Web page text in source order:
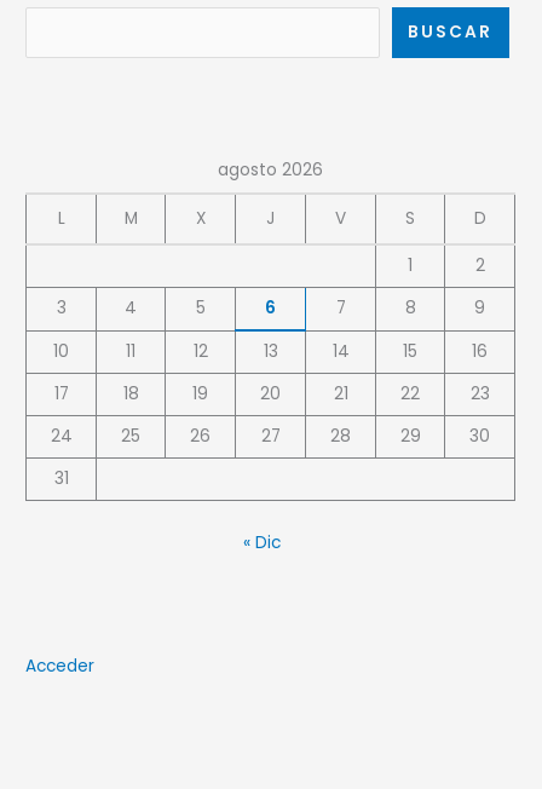
s
BUSCAR
agosto 2026
L M X J V S D
1
2
3
4 5 6 7 8
9
10
11 12 13 14 15
16
17
18 19 20 21 22
23
24
25 26 27 28 29
30
31
« Dic
Acceder